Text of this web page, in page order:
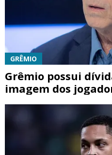
GRÊMIO
Grêmio possui
imagem dos